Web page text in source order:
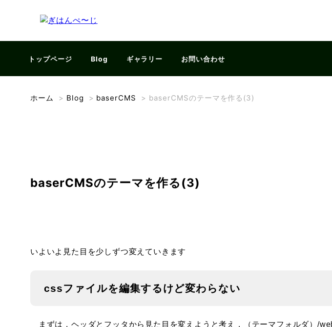
トップページ Blog ギャラリー お問い合わせ
ホーム > Blog > baserCMS > baserCMSのテーマを作る(3)
baserCMSのテーマを作る(3)
いよいよ見た目を少しずつ変えていきます
cssファイルを編集するけど変わらない
まずは，ヘッダとフッタから見た目を変えようと考え，（テーマフォルダ）/